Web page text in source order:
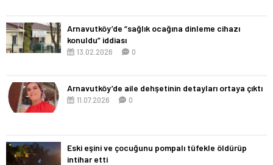
Arnavutköy’de “sağlık ocağına dinleme cihazı
konuldu” iddiası
13.02.2026 0
Arnavutköy’de aile dehşetinin detayları ortaya çıktı
11.07.2026 0
Eski eşini ve çocuğunu pompalı tüfekle öldürüp
intihar etti